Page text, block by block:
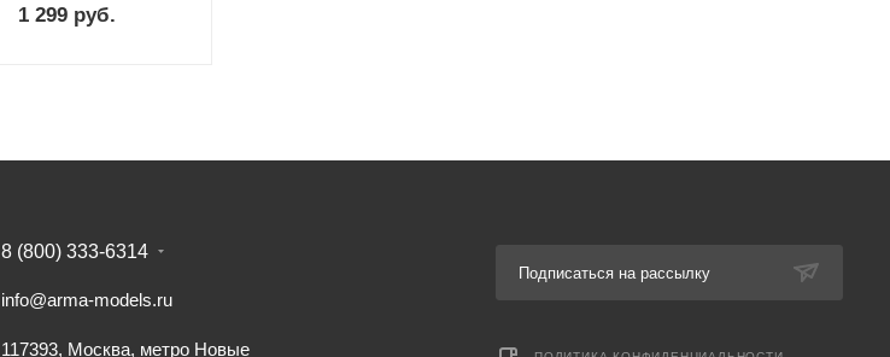
1 299 руб.
8 (800) 333-6314
info@arma-models.ru
117393, Москва, метро Новые
Подписаться на рассылку